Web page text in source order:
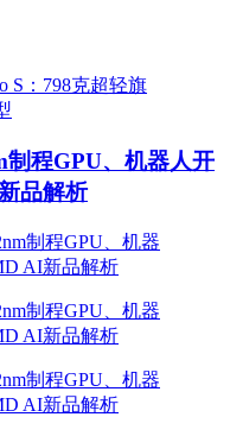
制程GPU、机器人开
品解析